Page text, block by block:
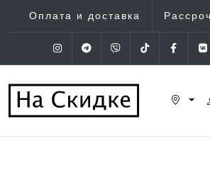
Оплата и доставка
InstagramTelegram
Viber Tik-Tok